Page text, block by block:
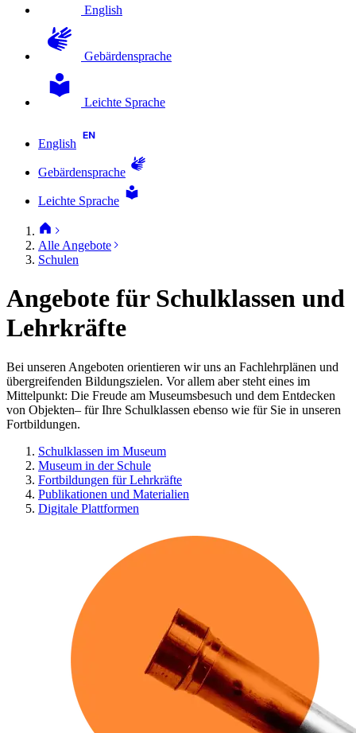
English
Gebärdensprache
Leichte Sprache
English
Gebärdensprache
Leichte Sprache
Alle Angebote
Schulen
Angebote für Schulklassen und
Lehrkräfte
Bei unseren Angeboten orientieren wir uns an Fachlehrplänen und
übergreifenden Bildungszielen. Vor allem aber steht eines im
Mittelpunkt: Die Freude am Museumsbesuch und dem Entdecken
von Objekten– für Ihre Schulklassen ebenso wie für Sie in unseren
Fortbildungen.
Schulklassen im Museum
Museum in der Schule
Fortbildungen für Lehrkräfte
Publikationen und Materialien
Digitale Plattformen